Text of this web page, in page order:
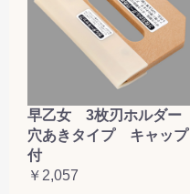
早乙女 3枚刃ホルダー
穴あきタイプ キャップ
付
￥2,057